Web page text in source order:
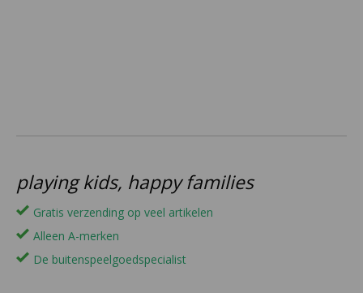
playing kids, happy families
Gratis verzending op veel artikelen
Alleen A-merken
De buitenspeelgoedspecialist